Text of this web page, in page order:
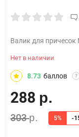
Валик для причесок
Нет в наличии
8.73 баллов ?
288 р.
303р. 5% -